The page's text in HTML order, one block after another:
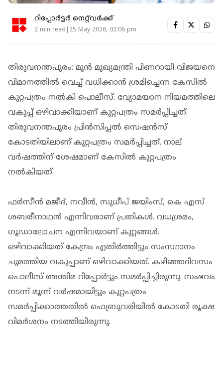
റിപ്പോർട്ടർ നെറ്റ്‌വര്‍ക്ക്‌
2 min read|25 May 2026, 02:06 pm
തിരുവനന്തപുരം: മുന്‍ മുഖ്യമന്ത്രി പിണറായി വിജയനെ
വിമാനത്തില്‍ വെച്ച് വധിക്കാന്‍ ശ്രമിച്ചെന്ന കേസില്‍
കുറ്റപത്രം നല്‍കി പൊലീസ്. വ്യോമയാന നിയമത്തിലെ
വകുപ്പ് ഒഴിവാക്കിയാണ് കുറ്റപത്രം സമര്‍പ്പിച്ചത്.
തിരുവനന്തപുരം പ്രിന്‍സിപ്പല്‍ സെഷന്‍സ്
കോടതിയിലാണ് കുറ്റപത്രം സമര്‍പ്പിച്ചത്. നാല്
വര്‍ഷത്തിന് ശേഷമാണ് കേസില്‍ കുറ്റപത്രം
നല്‍കിയത്.
ഫര്‍സീന്‍ മജീദ്, നവീന്‍, സുധീപ് ജയിംസ്, കെ എസ്
ശബരീനാഥന്‍ എന്നിവരാണ് പ്രതികള്‍. വധശ്രമം,
ഗൂഡാലോചന എന്നിവയാണ് കുറ്റങ്ങള്‍.
ഒഴിവാക്കിയത് കേന്ദ്രം എതിര്‍ത്തിട്ടും സംസ്ഥാനം
ചുമത്തിയ വകുപ്പാണ് ഒഴിവാക്കിയത്. കഴിഞ്ഞദിവസം
പൊലീസ് അന്തിമ റിപ്പോര്‍ട്ടും സമര്‍പ്പിച്ചിരുന്നു. സംഭവം
നടന്ന് മൂന്ന് വര്‍ഷമായിട്ടും കുറ്റപത്രം
സമര്‍പ്പിക്കാത്തതില്‍ ഫെബ്രുവരിയില്‍ കോടതി രൂക്ഷ
വിമര്‍ശനം നടത്തിയിരുന്നു.